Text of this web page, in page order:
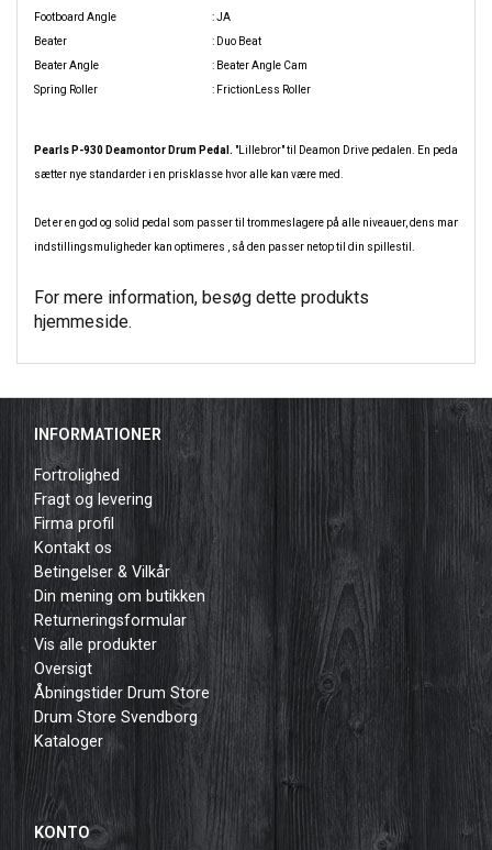
Footboard Angle
Beater
Beater Angle
Spring Roller
: JA
: Duo Beat
: Beater Angle Cam
: FrictionLess Roller
Pearls P-930 Deamontor Drum Pedal. "Lillebror" til Deamon Drive pedalen. En pedal som
sætter nye standarder i en prisklasse hvor alle kan være med.
Det er en god og solid pedal som passer til trommeslagere på alle niveauer, dens mange
indstillingsmuligheder kan optimeres , så den passer netop til din spillestil.
For mere information, besøg dette produkts
hjemmeside.
INFORMATIONER
Fortrolighed
Fragt og levering
Firma profil
Kontakt os
Betingelser & Vilkår
Din mening om butikken
Returneringsformular
Vis alle produkter
Oversigt
Åbningstider Drum Store
Drum Store Svendborg
Kataloger
KONTO